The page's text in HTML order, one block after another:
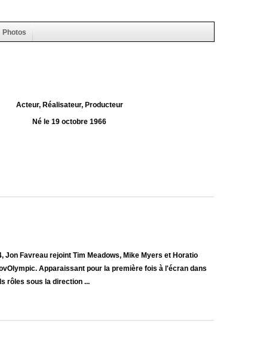
Photos
Acteur, Réalisateur, Producteur
Né le 19 octobre 1966
Jon Favreau rejoint Tim Meadows, Mike Myers et Horatio
Apparaissant pour la première fois à l'écran dans
rôles sous la direction ...